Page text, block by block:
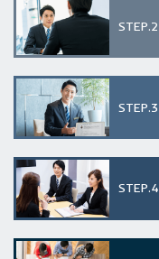
STEP.2
STEP.3
STEP.4